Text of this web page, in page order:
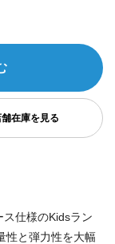
仕様のKidsラン
性と弾力性を大幅